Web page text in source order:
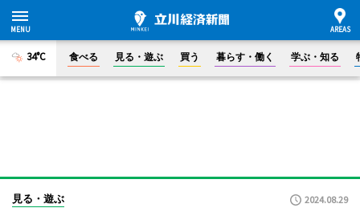
34°C 食べる 見る・遊ぶ 買う 暮らす・働く 学ぶ・知る
見る・遊ぶ 2024.08.29